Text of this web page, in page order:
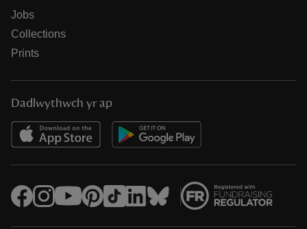
Jobs
Collections
Prints
Dadlwythwch yr ap